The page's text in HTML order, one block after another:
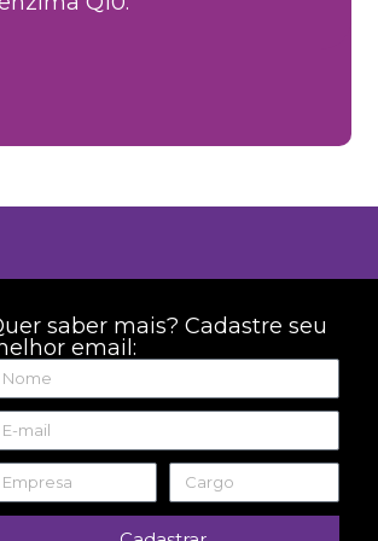
saber mais? Cadastre seu
email: